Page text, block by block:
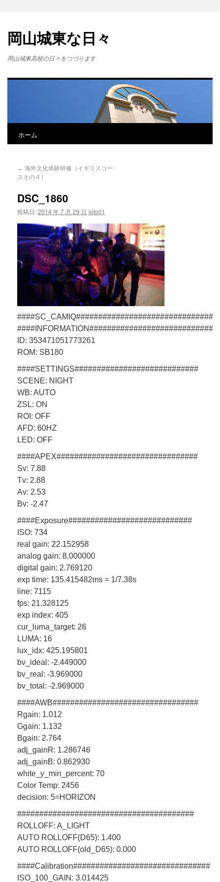
岡山城東な日々
岡山城東高校の日々をつづります
ホーム
← 海外文化体験研修（イギリスコー
スその４）
DSC_1860
投稿日:2014 年 7 月 29 日 joto01
ID: 353471051773261
ROM: SB180
####SETTINGS############################
SCENE: NIGHT
WB: AUTO
ZSL: ON
ROI: OFF
AFD: 60HZ
LED: OFF
####APEX################################
Sv: 7.88
Tv: 2.88
Av: 2.53
Bv: -2.47
####Exposure############################
ISO: 734
real gain: 22.152958
analog gain: 8.000000
digital gain: 2.769120
exp time: 135.415482ms = 1/7.38s
line: 7115
fps: 21.328125
exp index: 405
cur_luma_target: 26
LUMA: 16
lux_idx: 425.195801
bv_ideal: -2.449000
bv_real: -3.969000
bv_total: -2.969000
####AWB#################################
Rgain: 1.012
Ggain: 1.132
Bgain: 2.764
adj_gainR: 1.286746
adj_gainB: 0.862930
white_y_min_percent: 70
Color Temp: 2456
decision: 5=HORIZON
########################################
ROLLOFF: A_LIGHT
AUTO ROLLOFF(D65): 1.400
AUTO ROLLOFF(old_D65): 0.000
####Calibration###############################
ISO_100_GAIN: 3.014425